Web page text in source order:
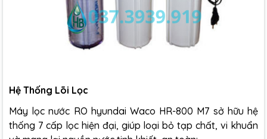
Hệ Thống Lõi Lọc
Máy lọc nước RO hyundai Waco HR-800 M7 sở hữu hệ
thống 7 cấp lọc hiện đại, giúp loại bỏ tạp chất, vi khuẩn